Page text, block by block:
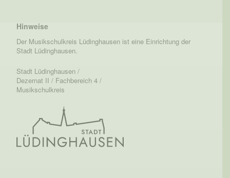
Hinweise
Der Musikschulkreis Lüdinghausen ist eine Einrichtung der
Stadt Lüdinghausen.
Stadt Lüdinghausen /
Dezernat II / Fachbereich 4 /
Musikschulkreis